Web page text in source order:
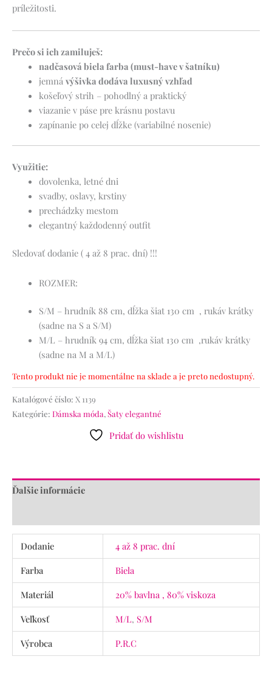
príležitosti.
Prečo si ich zamiluješ:
nadčasová biela farba (must-have v šatníku)
jemná výšivka dodáva luxusný vzhľad
košeľový strih – pohodlný a praktický
viazanie v páse pre krásnu postavu
zapínanie po celej dĺžke (variabilné nosenie)
Využitie:
dovolenka, letné dni
svadby, oslavy, krstiny
prechádzky mestom
elegantný každodenný outfit
Sledovať dodanie ( 4 až 8 prac. dní) !!!
ROZMER:
S/M – hrudník 88 cm, dĺžka šiat 130 cm , rukáv krátky
(sadne na S a S/M)
M/L – hrudník 94 cm, dĺžka šiat 130 cm ,rukáv krátky
(sadne na M a M/L)
Tento produkt nie je momentálne na sklade a je preto nedostupný.
Katalógové číslo: X 1139
Kategórie: Dámska móda,Šaty elegantné
Pridať do wishlistu
Ďalšie informácie
Dodanie
4 až 8 prac. dní
Farba
Biela
Materiál
20% bavlna , 80% viskoza
Veľkosť
M/L, S/M
Výrobca
P.R.C